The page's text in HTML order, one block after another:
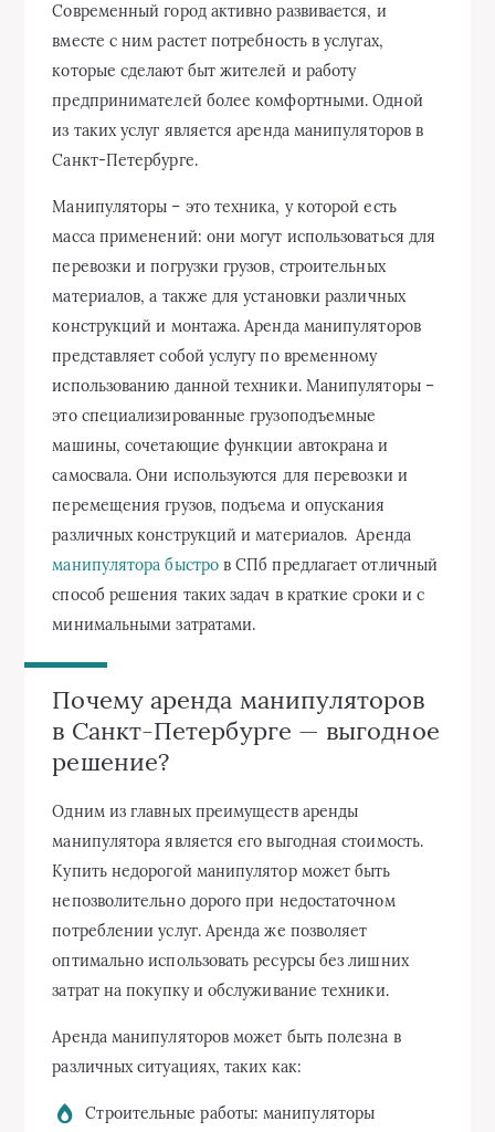
Современный город активно развивается, и
вместе с ним растет потребность в услугах,
которые сделают быт жителей и работу
предпринимателей более комфортными. Одной
из таких услуг является аренда манипуляторов в
Санкт-Петербурге.
Манипуляторы – это техника, у которой есть
масса применений: они могут использоваться для
перевозки и погрузки грузов, строительных
материалов, а также для установки различных
конструкций и монтажа. Аренда манипуляторов
представляет собой услугу по временному
использованию данной техники. Манипуляторы –
это специализированные грузоподъемные
машины, сочетающие функции автокрана и
самосвала. Они используются для перевозки и
перемещения грузов, подъема и опускания
различных конструкций и материалов. Аренда
манипулятора быстров СПб предлагает отличный
способ решения таких задач в краткие сроки и с
минимальными затратами.
Почему аренда манипуляторов
в Санкт-Петербурге — выгодное
решение?
Одним из главных преимуществ аренды
манипулятора является его выгодная стоимость.
Купить недорогой манипулятор может быть
непозволительно дорого при недостаточном
потреблении услуг. Аренда же позволяет
оптимально использовать ресурсы без лишних
затрат на покупку и обслуживание техники.
Аренда манипуляторов может быть полезна в
различных ситуациях, таких как:
Строительные работы: манипуляторы